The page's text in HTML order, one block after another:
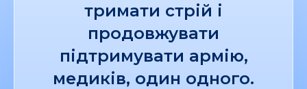
тримати стрій і
продовжувати
підтримувати армію,
медиків, один одного.